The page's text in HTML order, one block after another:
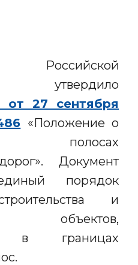
Российской
утвердило
от 27 сентября
«Положение о
полосах
Документ
порядок
и
объектов,
в границах